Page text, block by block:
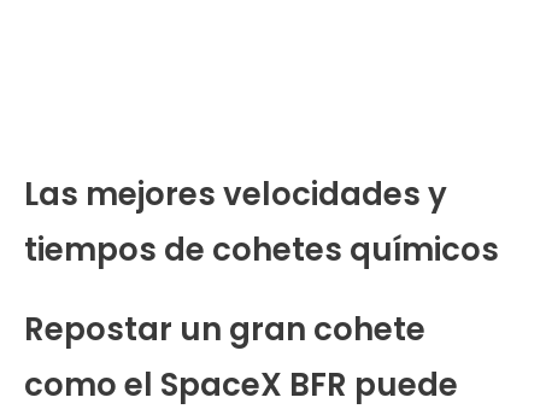
Las mejores velocidades y
tiempos de cohetes químicos
Repostar un gran cohete
como el SpaceX BFR puede